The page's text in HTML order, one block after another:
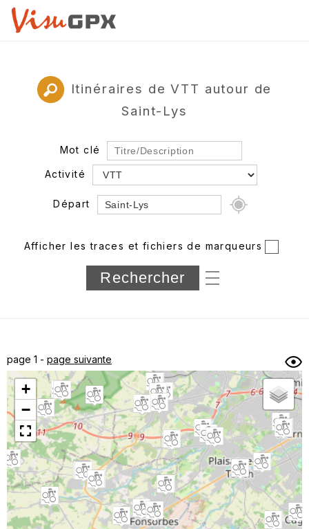
Itinéraires de VTT autour de
Saint-Lys
Mot clé
Activité
Départ
Département
Longueur min/max
sous-dossiers
Trier par
Horodatage Photos
Afficher les traces et fichiers de marqueurs
page 1 - page suivante
+
−